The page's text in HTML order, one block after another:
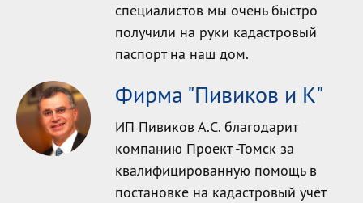
специалистов мы очень быстро
получили на руки кадастровый
паспорт на наш дом.
Фирма "Пивиков и К"
ИП Пивиков А.С. благодарит
компанию Проект -Томск за
квалифицированную помощь в
постановке на кадастровый учёт